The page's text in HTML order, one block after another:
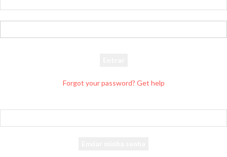
Forgot your password? Get help